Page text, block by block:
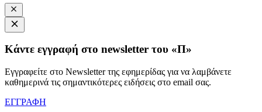
Κάντε εγγραφή στο newsletter του «Π»
Εγγραφείτε στο Newsletter της εφημερίδας για να λαμβάνετε
καθημερινά τις σημαντικότερες ειδήσεις στο email σας.
ΕΓΓΡΑΦΗ